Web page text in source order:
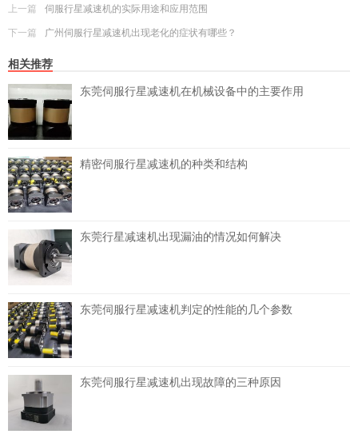
上一篇
伺服行星减速机的实际用途和应用范围
下一篇
广州伺服行星减速机出现老化的症状有哪些？
相关推荐
东莞伺服行星减速机在机械设备中的主要作用
精密伺服行星减速机的种类和结构
东莞行星减速机出现漏油的情况如何解决
东莞伺服行星减速机判定的性能的几个参数
东莞伺服行星减速机出现故障的三种原因